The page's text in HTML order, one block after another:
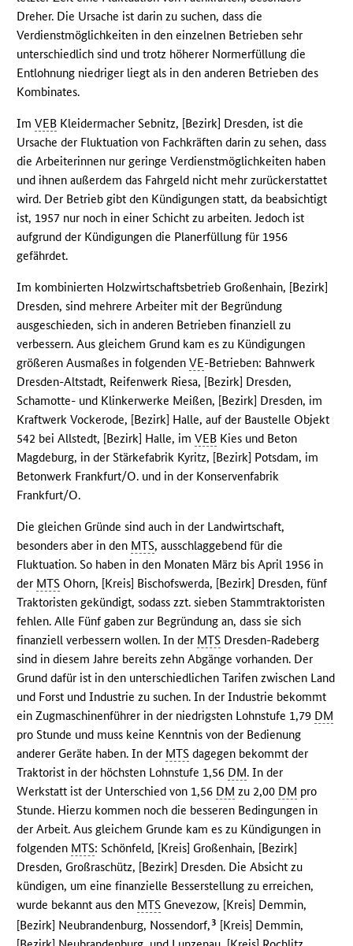
Dreher. Die Ursache ist darin zu suchen, dass die
Verdienstmöglichkeiten in den einzelnen Betrieben sehr
unterschiedlich sind und trotz höherer Normerfüllung die
Entlohnung niedriger liegt als in den anderen Betrieben des
Kombinates.
ImVEB Kleidermacher Sebnitz, [Bezirk] Dresden, ist die
Ursache der Fluktuation von Fachkräften darin zu sehen, dass
die Arbeiterinnen nur geringe Verdienstmöglichkeiten haben
und ihnen außerdem das Fahrgeld nicht mehr zurückerstattet
wird. Der Betrieb gibt den Kündigungen statt, da beabsichtigt
ist, 1957 nur noch in einer Schicht zu arbeiten. Jedoch ist
aufgrund der Kündigungen die Planerfüllung für 1956
gefährdet.
Im kombinierten Holzwirtschaftsbetrieb Großenhain, [Bezirk]
Dresden, sind mehrere Arbeiter mit der Begründung
ausgeschieden, sich in anderen Betrieben finanziell zu
verbessern. Aus gleichem Grund kam es zu Kündigungen
größeren Ausmaßes in folgendenVE-Betrieben: Bahnwerk
Dresden-Altstadt, Reifenwerk Riesa, [Bezirk] Dresden,
Schamotte- und Klinkerwerke Meißen, [Bezirk] Dresden, im
Kraftwerk Vockerode, [Bezirk] Halle, auf der Baustelle Objekt
542 bei Allstedt, [Bezirk] Halle, imVEB Kies und Beton
Magdeburg, in der Stärkefabrik Kyritz, [Bezirk] Potsdam, im
Betonwerk Frankfurt/O. und in der Konservenfabrik
Frankfurt/O.
Die gleichen Gründe sind auch in der Landwirtschaft,
besonders aber in den MTS, ausschlaggebend für die
Fluktuation. So haben in den Monaten März bis April 1956 in
der MTS Ohorn, [Kreis] Bischofswerda, [Bezirk] Dresden, fünf
Traktoristen gekündigt, sodass zzt. sieben Stammtraktoristen
fehlen. Alle Fünf gaben zur Begründung an, dass sie sich
finanziell verbessern wollen. In der MTS Dresden-Radeberg
sind in diesem Jahre bereits zehn Abgänge vorhanden. Der
Grund dafür ist in den unterschiedlichen Tarifen zwischen Land
und Forst und Industrie zu suchen. In der Industrie bekommt
ein Zugmaschinenführer in der niedrigsten Lohnstufe 1,79 DM
pro Stunde und muss keine Kenntnis von der Bedienung
anderer Geräte haben. In der MTS dagegen bekommt der
Traktorist in der höchsten Lohnstufe 1,56 DM. In der
Werkstatt ist der Unterschied von 1,56 DM zu 2,00 DM pro
Stunde. Hierzu kommen noch die besseren Bedingungen in
der Arbeit. Aus gleichem Grunde kam es zu Kündigungen in
folgenden MTS: Schönfeld, [Kreis] Großenhain, [Bezirk]
Dresden, Großraschütz, [Bezirk] Dresden. Die Absicht zu
kündigen, um eine finanzielle Besserstellung zu erreichen,
wurde bekannt aus den MTS Gnevezow, [Kreis] Demmin,
[Bezirk] Neubrandenburg, Nossendorf,3 [Kreis] Demmin,